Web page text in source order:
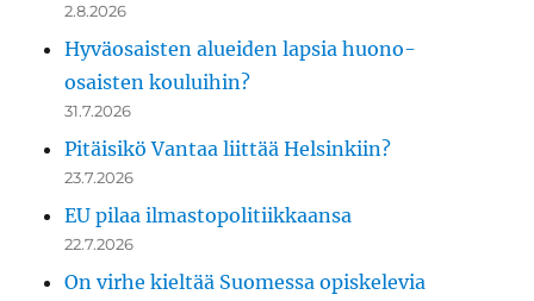
2.8.2026
Hyväosaisten alueiden lapsia huono-
osaisten kouluihin?
31.7.2026
Pitäisikö Vantaa liittää Helsinkiin?
23.7.2026
EU pilaa ilmastopolitiikkaansa
22.7.2026
On virhe kieltää Suomessa opiskelevia